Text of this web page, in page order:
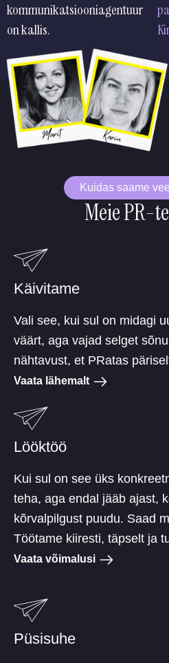
kommunikatsiooniagentuur
on kallis.
Kuidas saame
Meie PR-
Käivitame
Vali see, kui sul on midagi
väärt, aga vajad selget
nähtavust, et PRatas
Vaata lähemalt
Lööktöö
Kui sul on see üks
teha, aga endal jääb ajast,
kõrvalpilgust puudu. Saad
Töötame kiiresti, täpselt ja
Vaata võimalusi
Püsisuhe